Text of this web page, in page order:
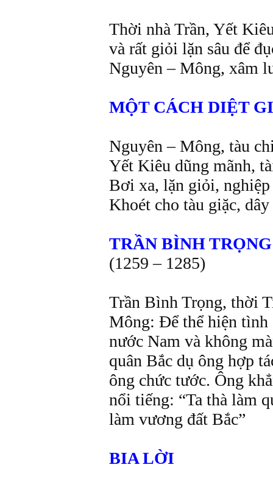
Thời nhà Trần, Yết
và rất giỏi lặn sâu để
Nguyên – Mông, xâm
MỘT CÁCH DIỆT
Nguyên – Mông, tàu
Yết Kiêu dũng mãnh,
Bơi xa, lặn giỏi, nghiệp
Khoét cho tàu giặc,
TRẦN BÌNH TRỌNG
(1259 – 1285)
Trần Bình Trọng, thời
Mông: Để thể hiện
nước Nam và không
quân Bắc dụ ông hợp
ông chức tước. Ông
nổi tiếng: “Ta thà làm
làm vương đất Bắc”
BIA LỜI